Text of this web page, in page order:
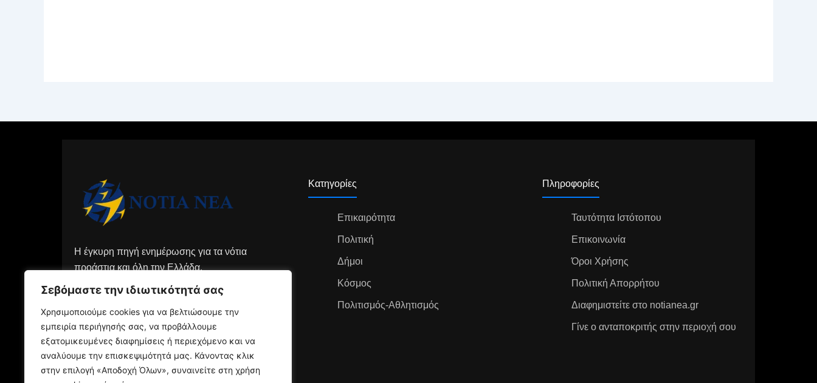
Σεβόμαστε την ιδιωτικότητά σας
Χρησιμοποιούμε cookies για να βελτιώσουμε την
εμπειρία περιήγησής σας, να προβάλλουμε
εξατομικευμένες διαφημίσεις ή περιεχόμενο και να
αναλύουμε την επισκεψιμότητά μας. Κάνοντας κλικ
στην επιλογή «Αποδοχή Όλων», συναινείτε στη χρήση
Η έγκυρη πηγή ενημέρωσης για τα νότια
προάστια και όλη την Ελλάδα.
Κατηγορίες
Επικαιρότητα
Πολιτική
Δήμοι
Κόσμος
Πολιτισμός-Αθλητισμός
Πληροφορίες
Ταυτότητα Ιστότοπου
Επικοινωνία
Όροι Χρήσης
Πολιτική Απορρήτου
Διαφημιστείτε στο notianea.gr
Γίνε ο ανταποκριτής στην περιοχή σου